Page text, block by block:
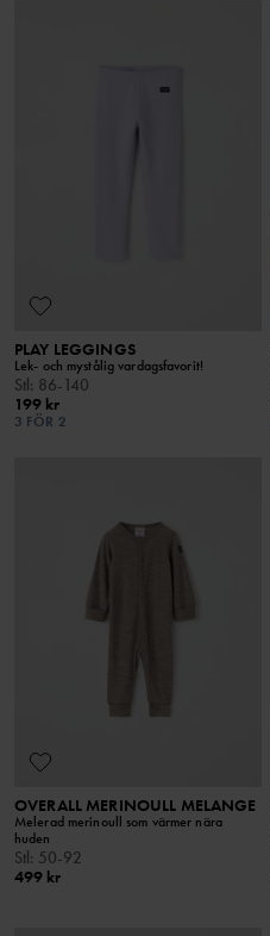
PLAY LEGGINGS
Lek- och mystålig vardagsfavorit!
Stl: 86-140
199 kr
3 FÖR 2
OVERALL MERINOULL MELANGE
Melerad merinoull som värmer nära
huden
Stl: 50-92
499 kr